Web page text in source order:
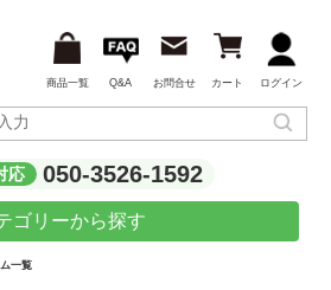
商品一覧 Q&A お問合せ カート ログイン
応 050-3526-1592
ゴリーから探す
一覧